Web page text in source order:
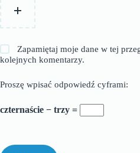
Zapamiętaj moje dane w tej
kolejnych komentarzy.
Proszę wpisać odpowiedź cyframi:
czternaście − trzy =